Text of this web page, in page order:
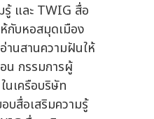
รู้ และ TWIG สื่อ
กับหอสมุดเมือง
านสานความฝันให้
น กรรมการผู้
นเครือบริษัท
บสื่อเสริมความรู้